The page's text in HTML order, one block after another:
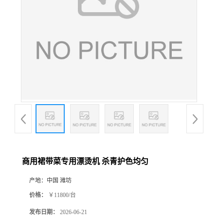
商用裙带菜专用漂烫机 杀青护色均匀
产地： 中国 潍坊
价格： ￥11800/台
发布日期： 2026-06-21